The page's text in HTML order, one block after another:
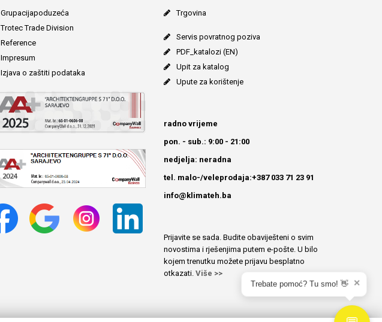
Grupacija­poduzeća
Trotec Trade Division
Reference
Impresum
Izjava o zaštiti podataka
Trgovina
Servis povratnog poziva
PDF_katalozi (EN)
Upit za katalog
Upute za korištenje
radno vrijeme
pon. - sub.: 9:00 - 21:00
nedjelja: neradna
tel. malo-/veleprodaja:+387 033 71 23 91
info@klimateh.ba
Prijavite se sada. Budite obaviješteni o svim
novostima i rješenjima putem e-pošte. U bilo
kojem trenutku možete prijavu besplatno
otkazati. Više >>
Trebate pomoć? Tu smo! 👋
✕